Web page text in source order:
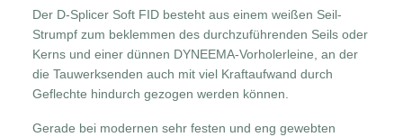
Der D-Splicer Soft FID besteht aus einem weißen Seil-
Strumpf zum beklemmen des durchzuführenden Seils oder
Kerns und einer dünnen DYNEEMA-Vorholerleine, an der
die Tauwerksenden auch mit viel Kraftaufwand durch
Geflechte hindurch gezogen werden können.
Gerade bei modernen sehr festen und eng gewebten